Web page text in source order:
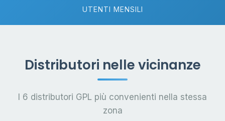
UTENTI MENSILI
Distributori nelle vicinanze
I 6 distributori GPL più convenienti nella stessa
zona